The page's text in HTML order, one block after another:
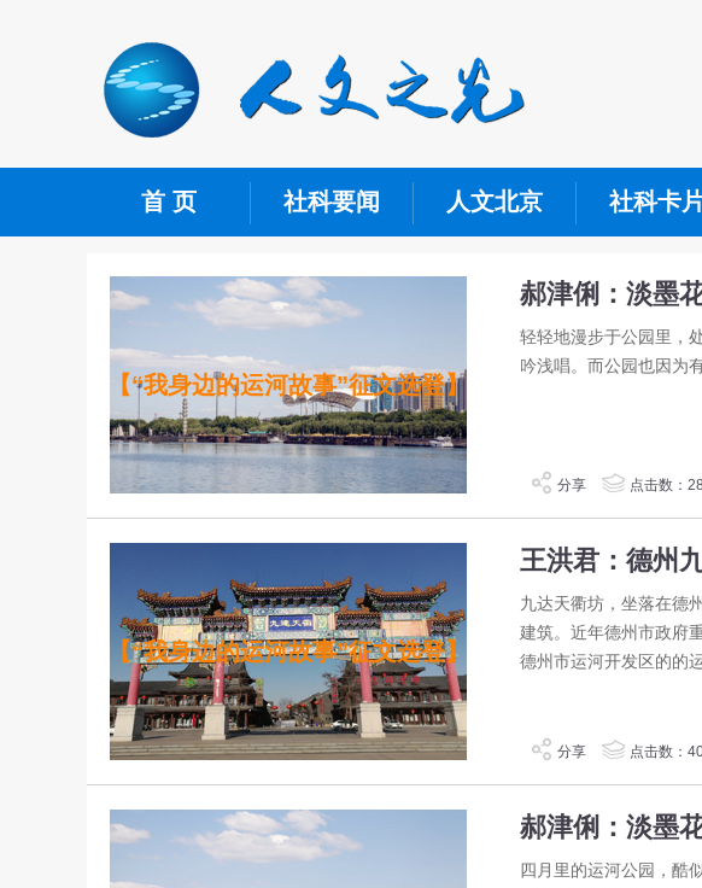
首 页 社科要闻 人文北京 社科卡
【“我身边的运河故事”征文选登】
郝津俐：淡墨
轻轻地漫步于公园里，
吟浅唱。而公园也因为
分享 点击数：
【“我身边的运河故事”征文选登】
王洪君：德州
九达天衢坊，坐落在德
建筑。近年德州市政府
德州市运河开发区的的
分享 点击数：
郝津俐：淡墨
四月里的运河公园，酷